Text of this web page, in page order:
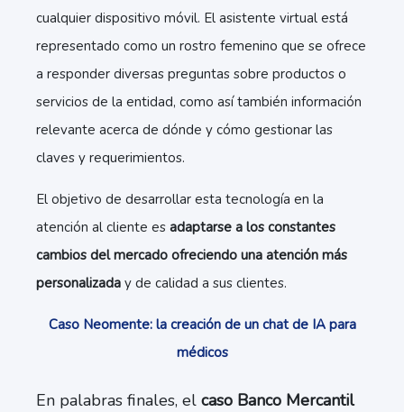
cualquier dispositivo móvil. El asistente virtual está
representado como un rostro femenino que se ofrece
a responder diversas preguntas sobre productos o
servicios de la entidad, como así también información
relevante acerca de dónde y cómo gestionar las
claves y requerimientos.
El objetivo de desarrollar esta tecnología en la
atención al cliente es adaptarse a los constantes
cambios del mercado ofreciendo una atención más
personalizada y de calidad a sus clientes.
Caso Neomente: la creación de un chat de IA para
médicos
En palabras finales, el caso Banco Mercantil